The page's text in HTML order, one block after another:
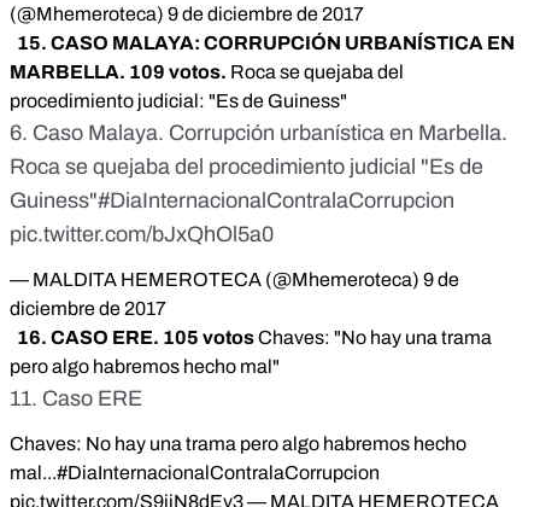
(@Mhemeroteca) 9 de diciembre de 2017
15. CASO MALAYA: CORRUPCIÓN URBANÍSTICA EN
MARBELLA. 109 votos. Roca se quejaba del
procedimiento judicial: "Es de Guiness"
6. Caso Malaya. Corrupción urbanística en Marbella.
Roca se quejaba del procedimiento judicial "Es de
Guiness"#DiaInternacionalContralaCorrupcion
pic.twitter.com/bJxQhOl5a0
— MALDITA HEMEROTECA (@Mhemeroteca) 9 de
diciembre de 2017
16. CASO ERE. 105 votosChaves: "No hay una trama
pero algo habremos hecho mal"
11. Caso ERE
Chaves: No hay una trama pero algo habremos hecho
mal...#DiaInternacionalContralaCorrupcion
pic.twitter.com/S9jjN8dEv3— MALDITA HEMEROTECA